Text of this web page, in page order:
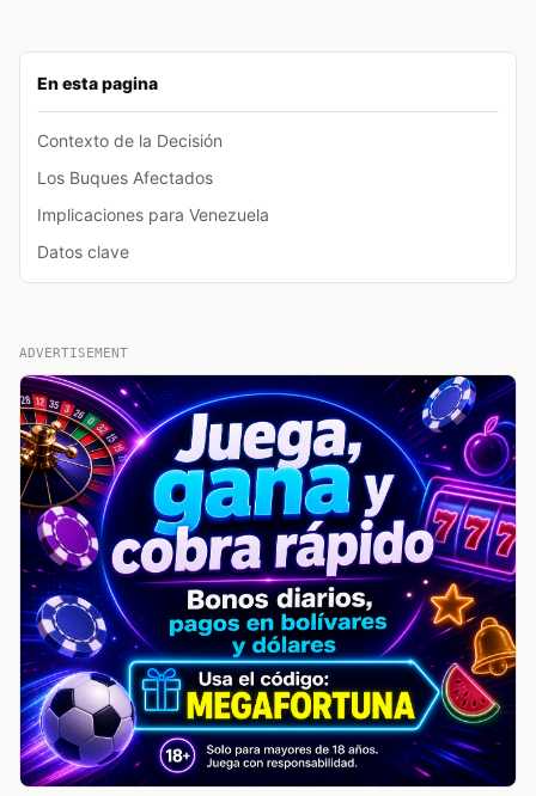
En esta pagina
Contexto de la Decisión
Los Buques Afectados
Implicaciones para Venezuela
Datos clave
ADVERTISEMENT